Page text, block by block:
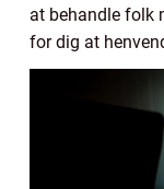
at behandle folk
for dig at